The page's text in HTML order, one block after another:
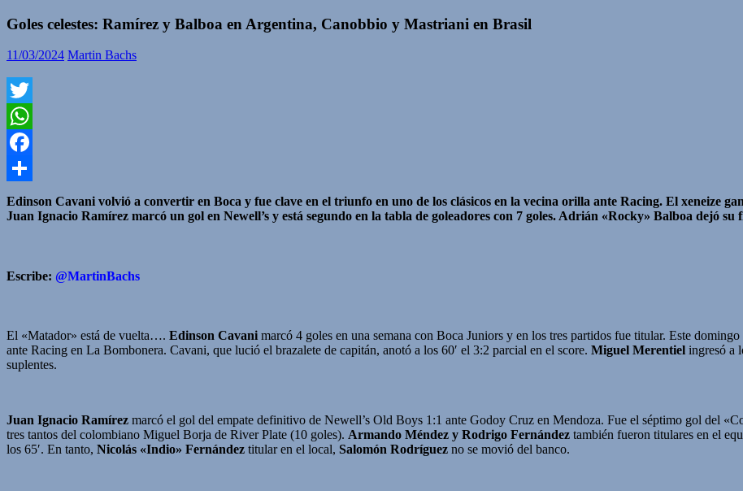
Goles celestes: Ramírez y Balboa en Argentina, Canobbio y Mastriani en Brasil
11/03/2024 Martin Bachs
Twitter
WhatsApp
Facebook
Compartir
Edinson Cavani volvió a convertir en Boca y fue clave en el triunfo en uno de los clásicos en la vecina orilla ante Racing. El xeneize
Juan Ignacio Ramírez marcó un gol en Newell’s y está segundo en la tabla de goleadores con 7 goles. Adrián «Rocky» Balboa dejó
Escribe: @MartinBachs
El «Matador» está de vuelta…. Edinson Cavani marcó 4 goles en una semana con Boca Juniors y en los tres partidos fue titular. Este
ante Racing en La Bombonera. Cavani, que lució el brazalete de capitán, anotó a los 60′ el 3:2 parcial en el score. Miguel Merentiel ingresó a
suplentes.
Juan Ignacio Ramírez marcó el gol del empate definitivo de Newell’s Old Boys 1:1 ante Godoy Cruz en Mendoza. Fue el séptimo gol del
tres tantos del colombiano Miguel Borja de River Plate (10 goles). Armando Méndez y Rodrigo Fernández también fueron titulares en el
los 65′. En tanto, Nicolás «Indio» Fernández titular en el local, Salomón Rodríguez no se movió del banco.